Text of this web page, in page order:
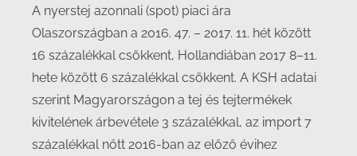
A nyerstej azonnali (spot) piaci ára
Olaszországban a 2016. 47. – 2017. 11. hét között
16 százalékkal csökkent, Hollandiában 2017 8–11.
hete között 6 százalékkal csökkent. A KSH adatai
szerint Magyarországon a tej és tejtermékek
kivitelének árbevétele 3 százalékkal, az import 7
százalékkal nőtt 2016-ban az előző évihez